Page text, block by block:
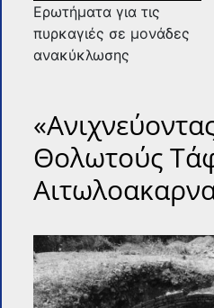
Ερωτήματα για τις
πυρκαγιές σε μονάδες
ανακύκλωσης
Θολωτούς